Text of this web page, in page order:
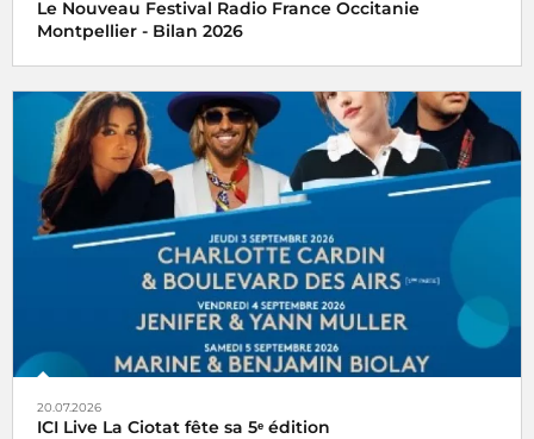
Le Nouveau Festival Radio France Occitanie
Montpellier - Bilan 2026
20.07.2026
ICI Live La Ciotat fête sa 5ᵉ édition